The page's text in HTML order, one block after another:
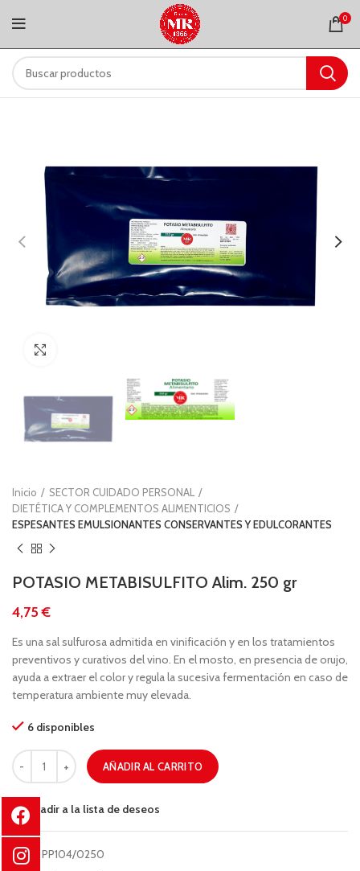
0
Inicio
SECTOR CUIDADO PERSONAL
DIETÉTICA Y COMPLEMENTOS ALIMENTICIOS
ESPESANTES EMULSIONANTES CONSERVANTES Y EDULCORANTES
POTASIO METABISULFITO Alim. 250 gr
€
Es una sal sulfurosa admitida en vinificación y en los tratamientos
preventivos y curativos del vino. En el mosto, en presencia de orujo,
ayuda a extraer el color y regula la sucesiva fermentación en caso de
temperatura ambiente muy elevada.
6 disponibles
AÑADIR AL CARRITO
Añadir a la lista de deseos
COD: PP104/0250